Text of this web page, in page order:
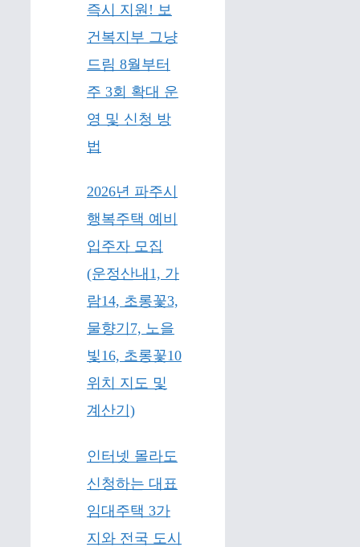
즉시 지원! 보
건복지부 그냥
드림 8월부터
주 3회 확대 운
영 및 신청 방
법
2026년 파주시
행복주택 예비
입주자 모집
(운정산내1, 가
람14, 초롱꽃3,
물향기7, 노을
빛16, 초롱꽃10
위치 지도 및
계산기)
인터넷 몰라도
신청하는 대표
임대주택 3가
지와 전국 도시